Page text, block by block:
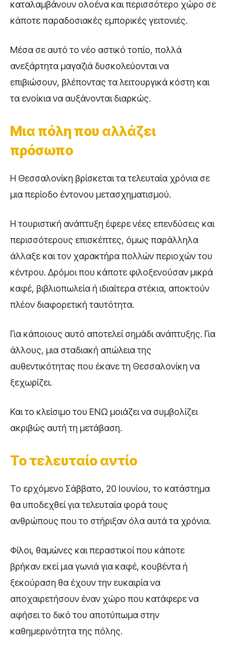
καταλαμβάνουν ολοένα και περισσότερο χώρο σε
κάποτε παραδοσιακές εμπορικές γειτονιές.
Μέσα σε αυτό το νέο αστικό τοπίο, πολλά
ανεξάρτητα μαγαζιά δυσκολεύονται να
επιβιώσουν, βλέποντας τα λειτουργικά κόστη και
τα ενοίκια να αυξάνονται διαρκώς.
Μια πόλη που αλλάζει
πρόσωπο
Η Θεσσαλονίκη βρίσκεται τα τελευταία χρόνια σε
μια περίοδο έντονου μετασχηματισμού.
Η τουριστική ανάπτυξη έφερε νέες επενδύσεις και
περισσότερους επισκέπτες, όμως παράλληλα
άλλαξε και τον χαρακτήρα πολλών περιοχών του
κέντρου. Δρόμοι που κάποτε φιλοξενούσαν μικρά
καφέ, βιβλιοπωλεία ή ιδιαίτερα στέκια, αποκτούν
πλέον διαφορετική ταυτότητα.
Για κάποιους αυτό αποτελεί σημάδι ανάπτυξης. Για
άλλους, μια σταδιακή απώλεια της
αυθεντικότητας που έκανε τη Θεσσαλονίκη να
ξεχωρίζει.
Και το κλείσιμο του ΕΝΩ μοιάζει να συμβολίζει
ακριβώς αυτή τη μετάβαση.
Το τελευταίο αντίο
Το ερχόμενο Σάββατο, 20 Ιουνίου, το κατάστημα
θα υποδεχθεί για τελευταία φορά τους
ανθρώπους που το στήριξαν όλα αυτά τα χρόνια.
Φίλοι, θαμώνες και περαστικοί που κάποτε
βρήκαν εκεί μια γωνιά για καφέ, κουβέντα ή
ξεκούραση θα έχουν την ευκαιρία να
αποχαιρετήσουν έναν χώρο που κατάφερε να
αφήσει το δικό του αποτύπωμα στην
καθημερινότητα της πόλης.